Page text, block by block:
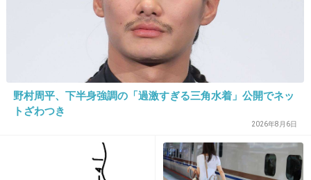
+175
24. 匿名2014/08/10(日) 09:25:47
そもそもアナウンサーのアイドル路線がおかし
+179 -2
野村周平、下半身強調の「過激すぎる三角水着」公開でネッ
トざわつき
2026年8月6日